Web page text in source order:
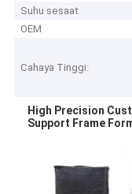
Suhu sesaat
OEM
Cahaya Tinggi:
High Precision
Support Frame